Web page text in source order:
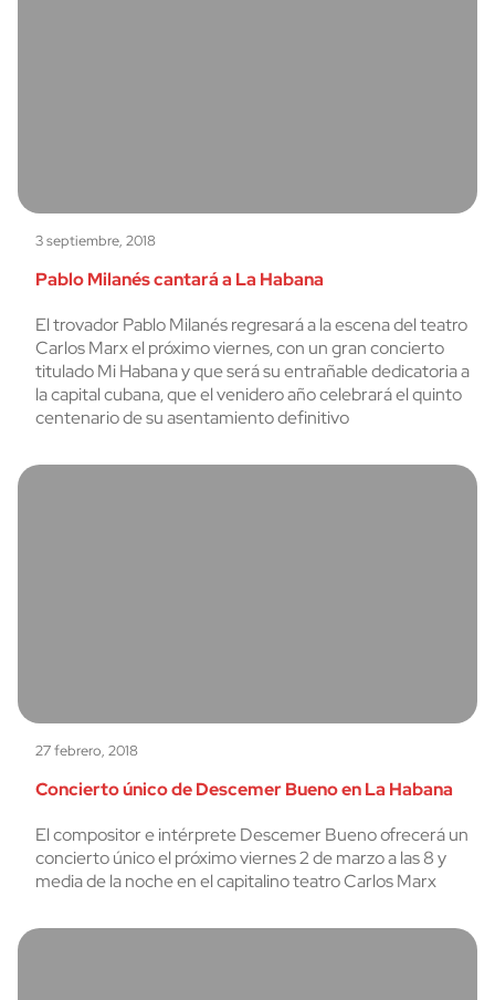
3 septiembre, 2018
Pablo Milanés cantará a La Habana
El trovador Pablo Milanés regresará a la escena del teatro
Carlos Marx el próximo viernes, con un gran concierto
titulado Mi Habana y que será su entrañable dedicatoria a
la capital cubana, que el venidero año celebrará el quinto
centenario de su asentamiento definitivo
27 febrero, 2018
Concierto único de Descemer Bueno en La Habana
El compositor e intérprete Descemer Bueno ofrecerá un
concierto único el próximo viernes 2 de marzo a las 8 y
media de la noche en el capitalino teatro Carlos Marx